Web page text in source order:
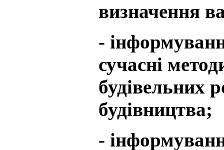
визначення
-
сучасні
будівельних
будівництва;
-